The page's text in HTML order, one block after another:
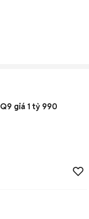
Q9 giá 1 tỷ 990